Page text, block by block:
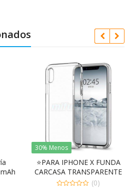
30% Menos
⭐PARA IPHONE X FUNDA
CARCASA TRANSPARENTE
DE GEL TPU PREMIUM
(0)